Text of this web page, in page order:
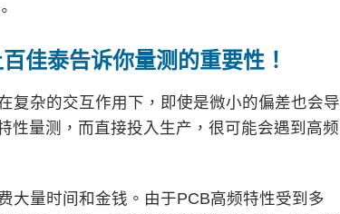
百佳泰告诉你量测的重要性 ！
复杂的交互作用下，即使是微小的偏差也会导
性量测，而直接投入生产，很可能会遇到高频
大量时间和金钱。由于PCB高频特性受到多